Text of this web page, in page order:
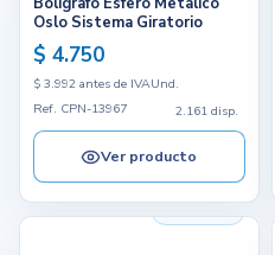
Oslo Sistema Giratorio
$ 4.750
$ 3.992 antes de IVAUnd.
Ref. CPN-13967
2.161 disp.
Ver producto